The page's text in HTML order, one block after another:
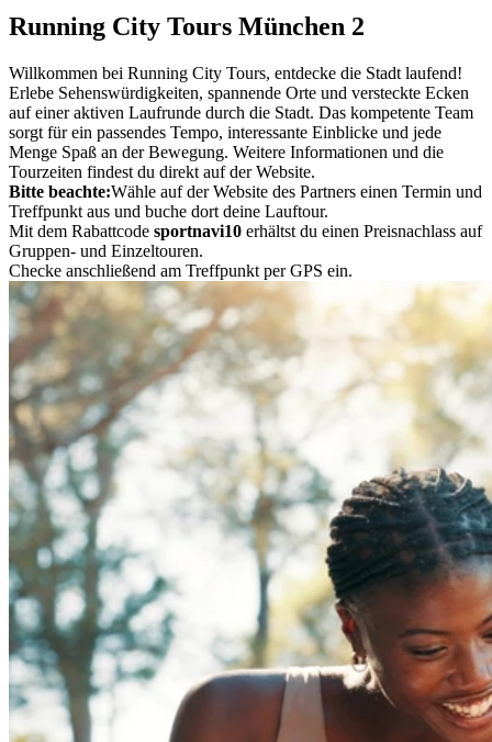
Running City Tours München 2
Willkommen bei Running City Tours, entdecke die Stadt laufend!
Erlebe Sehenswürdigkeiten, spannende Orte und versteckte Ecken
auf einer aktiven Laufrunde durch die Stadt. Das kompetente Team
sorgt für ein passendes Tempo, interessante Einblicke und jede
Menge Spaß an der Bewegung. Weitere Informationen und die
Tourzeiten findest du direkt auf der Website.
Bitte beachte:Wähle auf der Website des Partners einen Termin und
Treffpunkt aus und buche dort deine Lauftour.
Mit dem Rabattcode sportnavi10 erhältst du einen Preisnachlass auf
Gruppen- und Einzeltouren.
Checke anschließend am Treffpunkt per GPS ein.